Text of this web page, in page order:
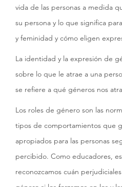
vida de las personas a medida
su persona y lo que significa
y feminidad y cómo eligen
La identidad y la expresión de
sobre lo que le atrae a una
se refiere a qué géneros nos
Los roles de género son las
tipos de comportamientos que
apropiados para las personas
percibido. Como educadores,
reconozcamos cuán